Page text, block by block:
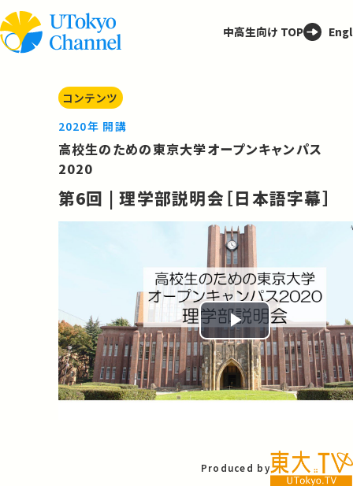
中高生向け TOP
コンテンツ
2020年 開講
高校生のための東京大学オープンキャンパス
2020
第6回 | 理学部説明会［日本語字幕］
Play
Video
Produced by